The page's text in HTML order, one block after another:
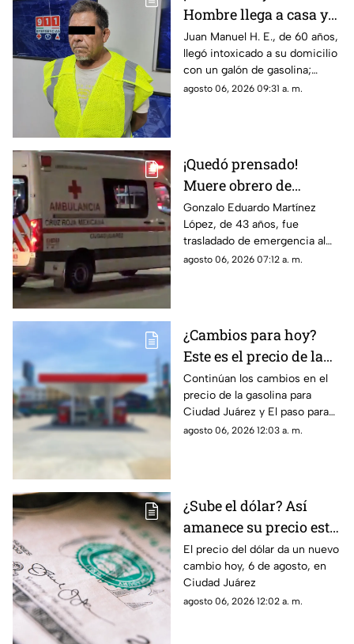
Hombre llega a casa y
rocía a su hija y esposa
con gasolina para
intentar matarlas
Juan Manuel H. E., de 60 años,
llegó intoxicado a su domicilio
con un galón de gasolina;
agentes de la DEVIFG lo
agosto 06, 2026 09:31 a. m.
¡Quedó prensado!
Muere obrero de
maquiladora tras
caerle maquinaria
pesada en Ciudad
Juárez
Gonzalo Eduardo Martínez
López, de 43 años, fue
trasladado de emergencia al
Hospital 66 del IMSS tras
agosto 06, 2026 07:12 a. m.
¿Cambios para hoy?
Este es el precio de la
gasolina para Ciudad
Juárez y El Paso
Continúan los cambios en el
precio de la gasolina para
Ciudad Juárez y El paso para
hoy, 6 de agosto
agosto 06, 2026 12:03 a. m.
¿Sube el dólar? Así
amanece su precio este
jueves en Ciudad
Juárez
El precio del dólar da un nuevo
cambio hoy, 6 de agosto, en
Ciudad Juárez
agosto 06, 2026 12:02 a. m.